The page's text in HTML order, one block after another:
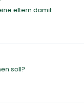
eltern damit
soll?